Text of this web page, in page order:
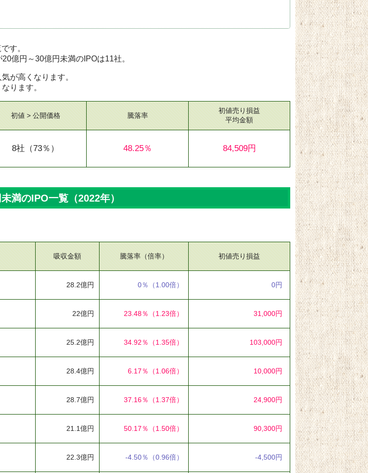
す。
億円～30億円未満のIPOは11社。
が高くなります。
ります。
初値 > 公開価格
8社 （73％）
騰落率
48.25％
初値売り損益
平均金額
84,509円
満のIPO一覧（2022年）
吸収金額 騰落率（倍率） 初値売り損益
28.2億円 0％ （1.00倍） 0円
22億円 23.48％ （1.23倍） 31,000円
25.2億円 34.92％ （1.35倍） 103,000円
28.4億円 6.17％ （1.06倍） 10,000円
28.7億円 37.16％ （1.37倍） 24,900円
21.1億円 50.17％ （1.50倍） 90,300円
22.3億円 -4.50％ （0.96倍） -4,500円